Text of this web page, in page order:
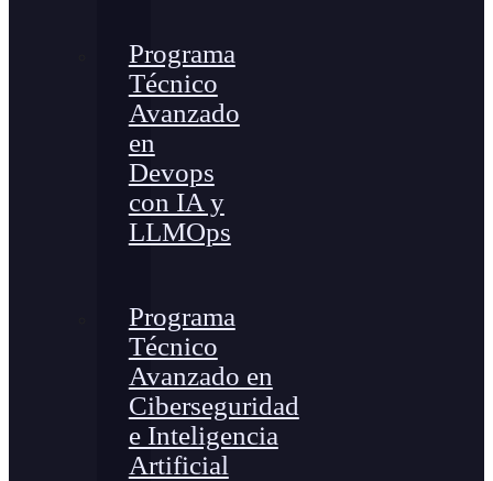
Programa
Técnico
Avanzado
en
Devops
con IA y
LLMOps
Programa
Técnico
Avanzado en
Ciberseguridad
e Inteligencia
Artificial